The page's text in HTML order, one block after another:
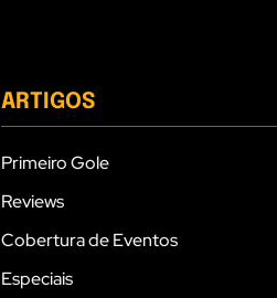
ARTIGOS
Primeiro Gole
Reviews
Cobertura de Eventos
Especiais